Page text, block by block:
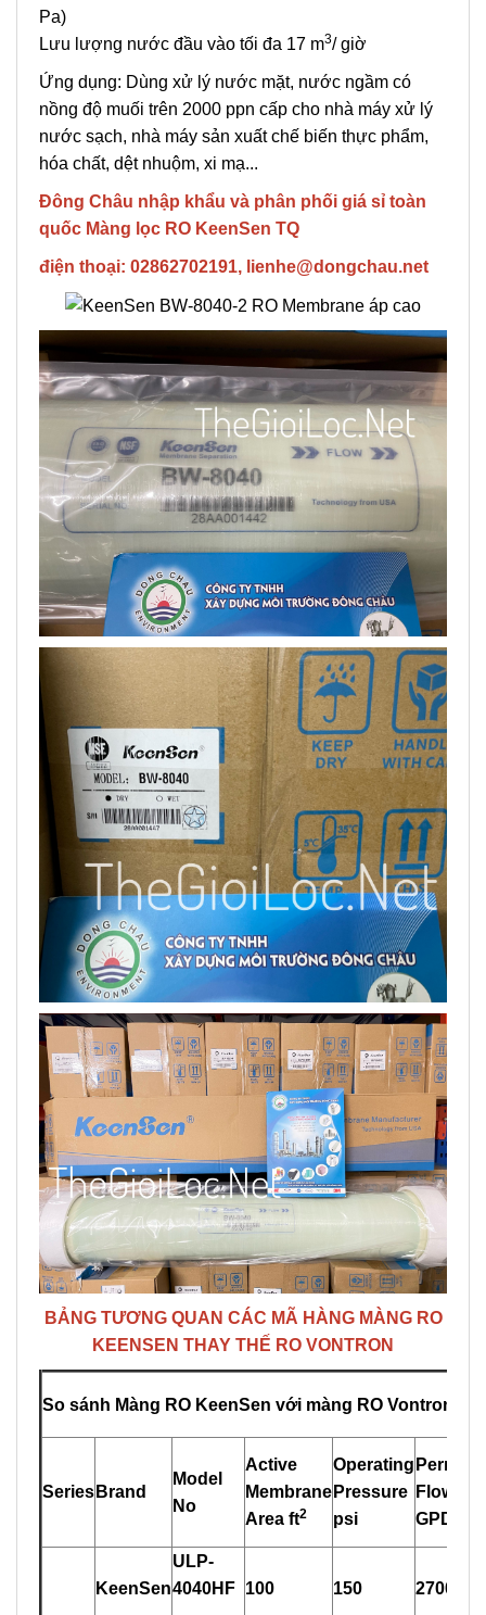
Pa)
Lưu lượng nước đầu vào tối đa 17 m3/ giờ
Ứng dụng: Dùng xử lý nước mặt, nước ngầm có
nồng độ muối trên 2000 ppn cấp cho nhà máy xử lý
nước sạch, nhà máy sản xuất chế biến thực phẩm,
hóa chất, dệt nhuộm, xi mạ...
Đông Châu nhập khẩu và phân phối giá sỉ toàn
quốc Màng lọc RO KeenSen TQ
điện thoại: 02862702191, lienhe@dongchau.net
BẢNG TƯƠNG QUAN CÁC MÃ HÀNG MÀNG RO
KE E NSEN THAY THẾ RO VONTRON
So sánh Màng RO KeenSen với màng RO Vontron,
Series Brand
Model
No
Active
Membrane
Area ft2
Operating
Pressure
psi
Permeat
Flow
GPD
KeenSen
ULP-
4040HF 100 150 2700